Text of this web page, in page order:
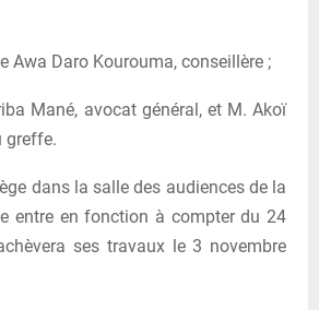
Awa Daro Kourouma, conseillère ;
Mané, avocat général, et M. Akoï
greffe.
dans la salle des audiences de la
entre en fonction à compter du 24
ses travaux le 3 novembre